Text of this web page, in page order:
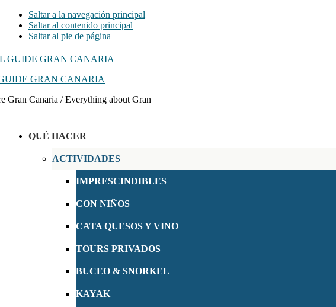
Saltar a la navegación principal
Saltar al contenido principal
Saltar al pie de página
GRAN CANARIA
Gran Canaria / Everything about Gran
QUÉ HACER
ACTIVIDADES
IMPRESCINDIBLES
CON NIÑOS
CATA QUESOS Y VINO
TOURS PRIVADOS
BUCEO & SNORKEL
KAYAK